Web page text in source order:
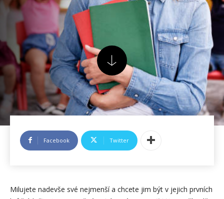
Facebook Twitter
Milujete nadevše své nejmenší a chcete jim být v jejich prvních